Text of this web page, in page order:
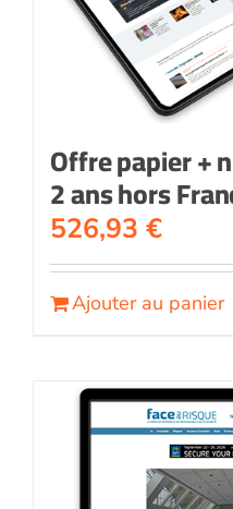
Offre papier +
2 ans hors
526,93 €
Ajouter au panier